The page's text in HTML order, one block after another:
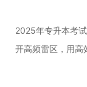
2025年专升本考
开高频雷区，用高